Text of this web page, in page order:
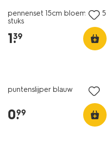
pennenset 15cm bloemen - 5
stuks
1.
39
puntenslijper blauw
0.
99